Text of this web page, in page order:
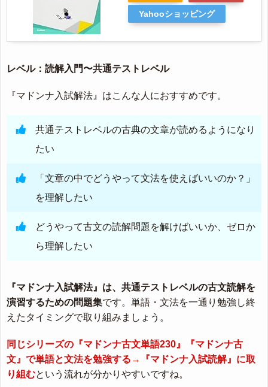
Yahooショッピング
レベル：読解入門〜共通テストレベル
『マドンナ入試解法』はこんな人におすすめです。
共通テストレベルの古典の文章が読めるようになり
たい
「文章の中でどうやって文法を使えばいいのか？」
を理解したい
どうやって古文の読解問題を解けばいいか、ゼロか
ら理解したい
『マドンナ入試解法』は、共通テストレベルの古文読解を
演習するための問題集です。単語・文法を一通り勉強し終
えたタイミングで取り組みましょう。
同じシリーズの『マドンナ古文単語230』『マドンナ古
文』で単語と文法を勉強する→『マドンナ入試読解』に取
り組むという流れが分かりやすいですね。